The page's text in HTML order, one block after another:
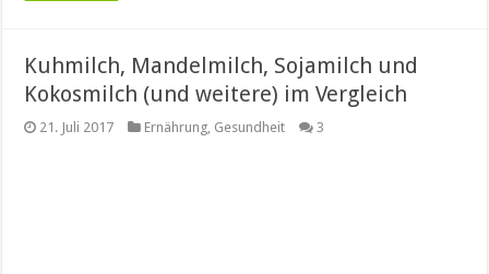
Kuhmilch, Mandelmilch, Sojamilch und
Kokosmilch (und weitere) im Vergleich
21. Juli 2017 Ernährung, Gesundheit 3